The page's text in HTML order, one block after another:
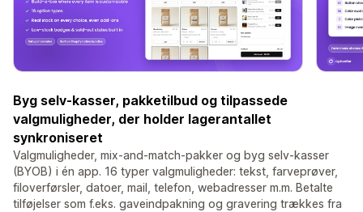
Byg selv-kasser, pakketilbud og tilpassede
valgmuligheder, der holder lagerantallet
synkroniseret
Valgmuligheder, mix-and-match-pakker og byg selv-kasser
(BYOB) i én app. 16 typer valgmuligheder: tekst, farveprøver,
filoverførsler, datoer, mail, telefon, webadresser m.m. Betalte
tilføjelser som f.eks. gaveindpakning og gravering trækkes fra